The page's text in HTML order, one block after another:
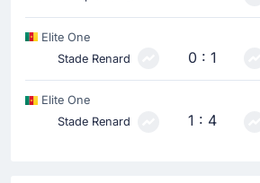
Elite One
Stade Renard
0 : 1
Elite One
Stade Renard
1 : 4